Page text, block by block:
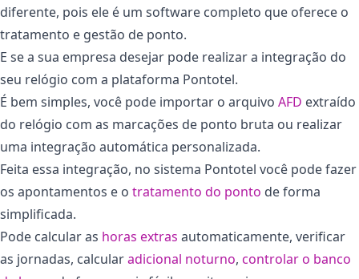
diferente, pois ele é um software completo que oferece o
tratamento e gestão de ponto.
E se a sua empresa desejar pode realizar a integração do
seu relógio com a plataforma Pontotel.
É bem simples, você pode importar o arquivo AFD extraído
do relógio com as marcações de ponto bruta ou realizar
uma integração automática personalizada.
Feita essa integração, no sistema Pontotel você pode fazer
os apontamentos e o tratamento do ponto de forma
simplificada.
Pode calcular as horas extras automaticamente, verificar
as jornadas, calcularadicional noturno, controlar o banco